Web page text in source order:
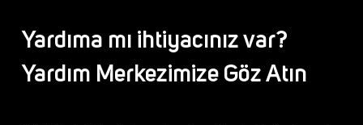
Yardıma mı ihtiyacınız var?
Yardım Merkezimize Göz Atın